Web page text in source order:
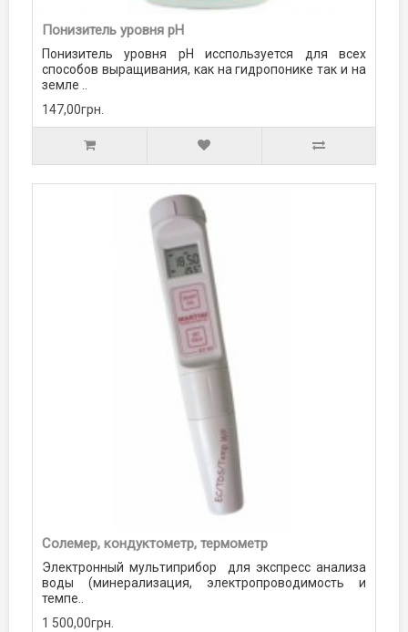
Понизитель уровня pН
Понизитель уровня pН исспользуется для всех
способов выращивания, как на гидропонике так и на
земле ..
147,00грн.
Солемер, кондуктометр, термометр
Электронный мультиприбор для экспресс анализа
воды (минерализация, электропроводимость и
темпе..
1 500,00грн.